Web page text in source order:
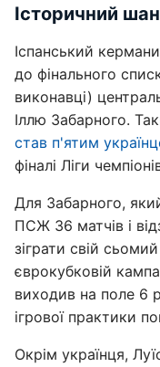
Історичний
Іспанський
до фінального
виконавці)
Іллю Забарного.
став п'ятим
фіналі Ліги
Для Забарного,
ПСЖ 36 матчів і
зіграти свій
єврокубковій
виходив на поле 6
ігрової практики
Окрім українця,